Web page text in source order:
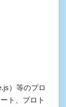
）等のプロ
ト、プロト